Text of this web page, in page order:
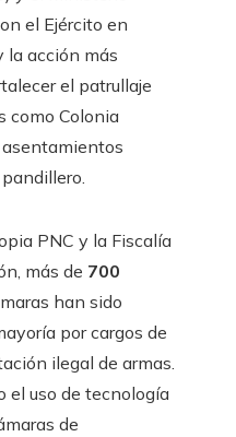
el Ejército en
la acción más
el patrullaje
como Colonia
PNC y la Fiscalía
más de 700
han sido
por cargos de
ilegal de armas.
el uso de tecnología
de